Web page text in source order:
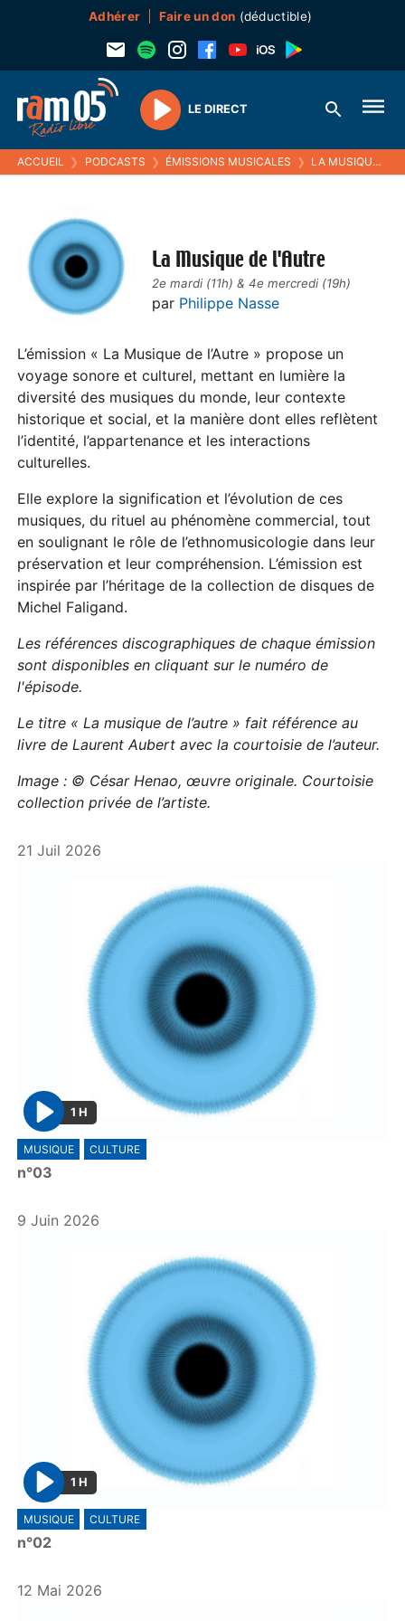
Adhérer Faire un don (déductible)
Play
LE DIRECT
ACCUEIL ❯ PODCASTS ❯ ÉMISSIONS MUSICALES ❯ LA MUSIQUE DE L'AUTRE
La Musique de l'Autre
2e mardi (11h) & 4e mercredi (19h)
par Philippe Nasse
L’émission « La Musique de l’Autre » propose un
voyage sonore et culturel, mettant en lumière la
diversité des musiques du monde, leur contexte
historique et social, et la manière dont elles reflètent
l’identité, l’appartenance et les interactions
culturelles.
Elle explore la signification et l’évolution de ces
musiques, du rituel au phénomène commercial, tout
en soulignant le rôle de l’ethnomusicologie dans leur
préservation et leur compréhension. L’émission est
inspirée par l’héritage de la collection de disques de
Michel Faligand.
Les références discographiques de chaque émission
sont disponibles en cliquant sur le numéro de
l'épisode.
Le titre « La musique de l’autre » fait référence au
livre de Laurent Aubert avec la courtoisie de l’auteur.
Image : © César Henao, œuvre originale. Courtoisie
collection privée de l’artiste.
21 Juil 2026
P
l
a
1 H
MUSIQUE CULTURE
n°03
9 Juin 2026
P
l
a
1 H
MUSIQUE CULTURE
n°02
12 Mai 2026